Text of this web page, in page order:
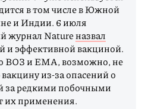
в том числе в Южной
и Индии. 6 июля
журнал Natureназвал
и эффективной вакциной.
ВОЗ и EMA, возможно, не
из-за опасений о
за редкими побочными
их применения.